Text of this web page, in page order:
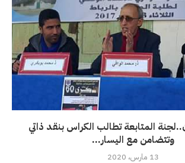
المتابعة تطالب الكراس بنقد ذاتي
وتتضامن مع اليسار...
13 مارس، 2020